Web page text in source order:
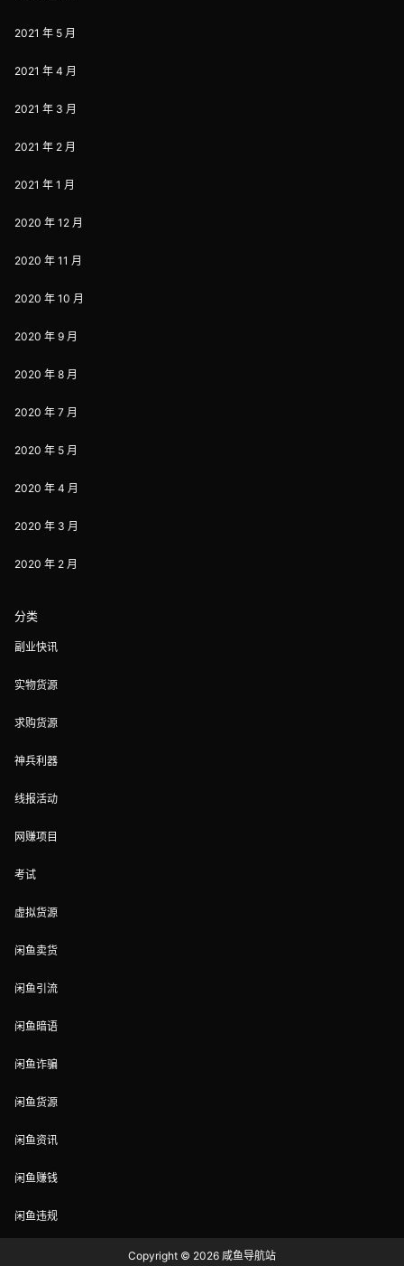
2021 年 5 月
2021 年 4 月
2021 年 3 月
2021 年 2 月
2021 年 1 月
2020 年 12 月
2020 年 11 月
2020 年 10 月
2020 年 9 月
2020 年 8 月
2020 年 7 月
2020 年 5 月
2020 年 4 月
2020 年 3 月
2020 年 2 月
分类
副业快讯
实物货源
求购货源
神兵利器
线报活动
网赚项目
考试
虚拟货源
闲鱼卖货
闲鱼引流
闲鱼暗语
闲鱼诈骗
闲鱼货源
闲鱼资讯
闲鱼赚钱
闲鱼违规
Copyright © 2026 咸鱼导航站